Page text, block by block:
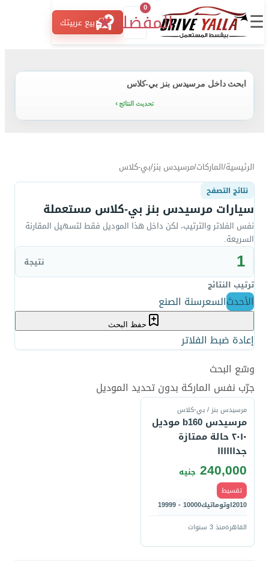
☰ المفضلة
0
★ بيع عربيتك
ابحث داخل مرسيدس بنز بي-كلاس
تحديث النتائج
الرئيسية/الماركات/مرسيدس بنز/بي-كلاس
نتائج التصفح
سيارات مرسيدس بنز بي-كلاس مستعملة
نفس الفلاتر والترتيب، لكن داخل هذا الموديل فقط لتسهيل المقارنة
السريعة.
1
نتيجة
ترتيب النتائج
الأحدثالسعرسنة الصنع
حفظ البحث
إعادة ضبط الفلاتر
وسّع البحث
جرّب نفس الماركة بدون تحديد الموديل
مرسيدس بنز / بي-كلاس
مرسيدس b160 موديل
٢٠١٠ حالة ممتازة
جداااااا
240,000 جنيه
تقسيط
2010اوتوماتيك10000 - 19999
القاهرةمنذ 3 سنوات